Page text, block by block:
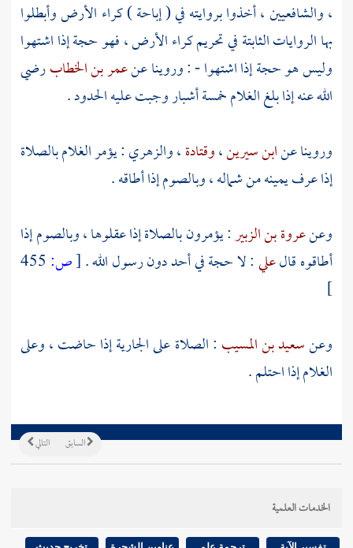
، والشافعيين ، أخذوا بروايته في ( إباحة ) كراء الأرض وأبطلوا
بها الروايات الثابتة في تحريم كراء الأرض ، فهو حجة إذا اشتهوا
وليس هو حجة إذا اشتهوا - : وروينا عنعمر بن الخطابرضي
الله عنه إذا بلغ الغلام خمسة أشبار وجبت عليه الحدود .
وروينا عنابن سيرين،وقتادة،والزهري: يؤمر الغلام بالصلاة
إذا عرف يمينه من شماله ، وبالصوم إذا أطاقه .
وعنعروة بن الزبير: يؤمرون بالصلاة إذا عقلوها ، وبالصوم إذا
أطاقوه قالعلي: لا حجة في أحد دون رسول الله .[ص: 455
]
وعنسعيد بن المسيب : الصلاة على الجارية إذا حاضت ، وعلى
الغلام إذا احتلم .
التالي السابق
الخدمات العلمية